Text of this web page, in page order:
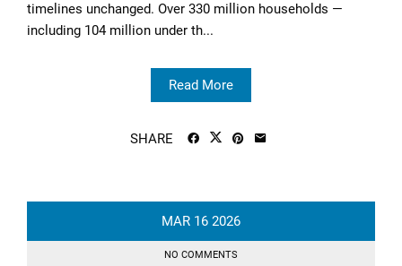
timelines unchanged. Over 330 million households —
including 104 million under th...
Read More
SHARE
MAR 16 2026
NO COMMENTS